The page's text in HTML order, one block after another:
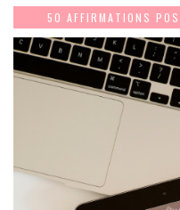
50 AFFIRMATIONS